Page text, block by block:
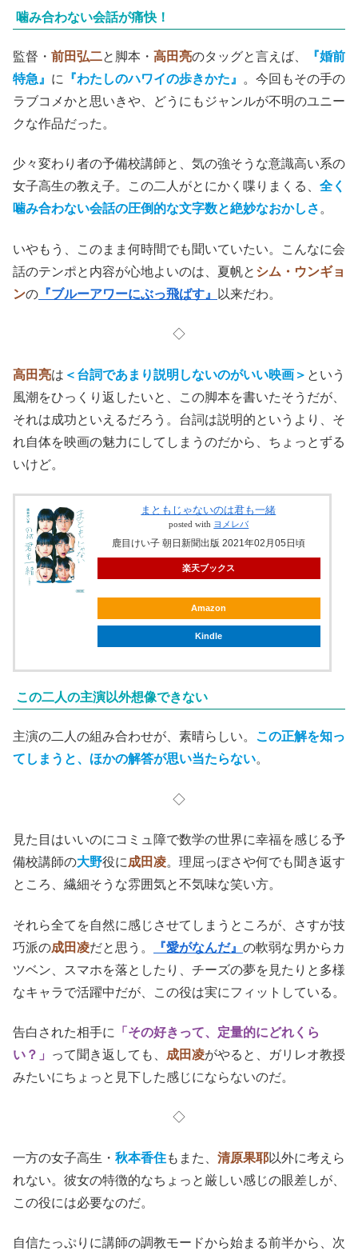
噛み合わない会話が痛快！
監督・ 前田弘二と脚本・ 高田亮のタッグと言えば、
『婚前
特急』 に 『わたしのハワイの歩きかた』
。今回もその手の
ラブコメかと思いきや、どうにもジャンルが不明のユニー
クな作品だった。
少々変わり者の予備校講師と、気の強そうな意識高い系の
女子高生の教え子。この二人がとにかく喋りまくる、 全く
噛み合わない会話の圧倒的な文字数と絶妙なおかしさ。
いやもう、このまま何時間でも聞いていたい。こんなに会
話のテンポと内容が心地よいのは、夏帆と シム・ウンギョ
ンの 『ブルーアワーにぶっ飛ばす』 以来だわ。
◇
高田亮は ＜台詞であまり説明しないのがいい映画＞ という
風潮をひっくり返したいと、この脚本を書いたそうだが、
それは成功といえるだろう。台詞は説明的というより、そ
れ自体を映画の魅力にしてしまうのだから、ちょっとずる
いけど。
まともじゃないのは君も一緒
posted with ヨメレバ
鹿目けい子 朝日新聞出版 2021年02月05日頃
楽天ブックス
Amazon
Kindle
この二人の主演以外想像できない
主演の二人の組み合わせが、素晴らしい。 この正解を知っ
てしまうと、ほかの解答が思い当たらない。
◇
見た目はいいのにコミュ障で数学の世界に幸福を感じる予
備校講師の大野役に成田凌。理屈っぽさや何でも聞き返す
ところ、繊細そうな雰囲気と不気味な笑い方。
それら全てを自然に感じさせてしまうところが、さすが技
巧派の成田凌だと思う。 『愛がなんだ』 の軟弱な男からカ
ツベン、スマホを落としたり、チーズの夢を見たりと多様
なキャラで活躍中だが、この役は実にフィットしている。
告白された相手に
「その好きって、定量的にどれくら
い？」
って聞き返しても、 成田凌がやると、ガリレオ教授
みたいにちょっと見下した感じにならないのだ。
◇
一方の女子高生・ 秋本香住もまた、 清原果耶以外に考えら
れない。彼女の特徴的なちょっと厳しい感じの眼差しが、
この役には必要なのだ。
自信たっぷりに講師の調教モードから始まる前半から、次